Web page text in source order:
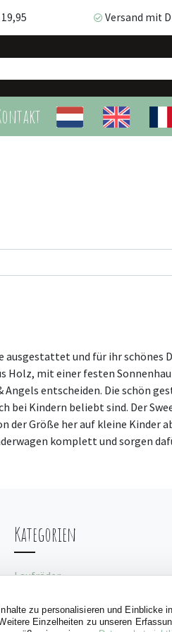
Versand mit
Versand mit
und für ihr schönes
mit einer festen
entscheiden. Die schön
bei Kindern beliebt sind. Der
der Größe her auf kleine Kinder
komplett und sorgen
Kategorien
Laufräder
Rutschauto
Spielzelte
zu personalisieren und Einblicke
Einzelheiten zu unseren